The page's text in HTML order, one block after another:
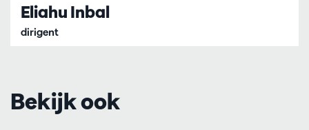
Eliahu Inbal
dirigent
Bekijk ook